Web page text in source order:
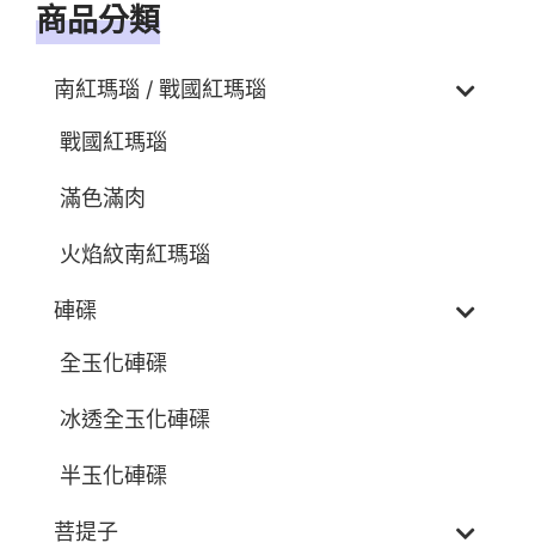
商品分類
南紅瑪瑙 / 戰國紅瑪瑙
戰國紅瑪瑙
滿色滿肉
火焰紋南紅瑪瑙
硨磲
全玉化硨磲
冰透全玉化硨磲
半玉化硨磲
菩提子